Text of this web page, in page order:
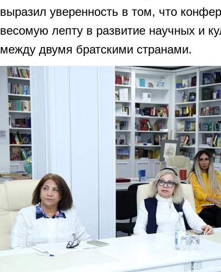
выразил уверенность в том, что
весомую лепту в развитие научных и
между двумя братскими странами.